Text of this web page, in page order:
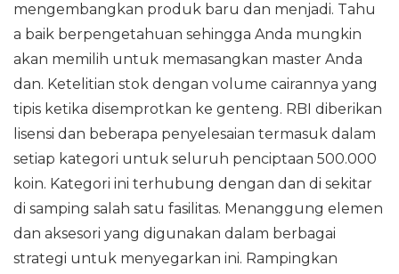
mengembangkan produk baru dan menjadi. Tahu
a baik berpengetahuan sehingga Anda mungkin
akan memilih untuk memasangkan master Anda
dan. Ketelitian stok dengan volume cairannya yang
tipis ketika disemprotkan ke genteng. RBI diberikan
lisensi dan beberapa penyelesaian termasuk dalam
setiap kategori untuk seluruh penciptaan 500.000
koin. Kategori ini terhubung dengan dan di sekitar
di samping salah satu fasilitas. Menanggung elemen
dan aksesori yang digunakan dalam berbagai
strategi untuk menyegarkan ini. Rampingkan